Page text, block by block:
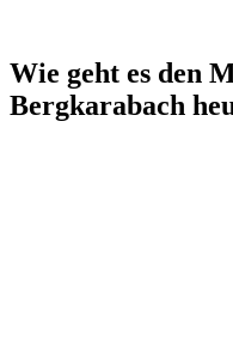
Wie geht es den
Bergkarabach